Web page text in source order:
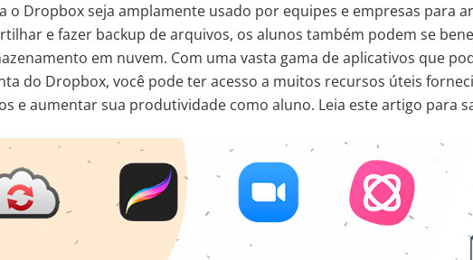
o Dropbox seja amplamente usado por equipes e empresas para
e fazer backup de arquivos, os alunos também podem se
em nuvem. Com uma vasta gama de aplicativos que
do Dropbox, você pode ter acesso a muitos recursos úteis
e aumentar sua produtividade como aluno. Leia este artigo para